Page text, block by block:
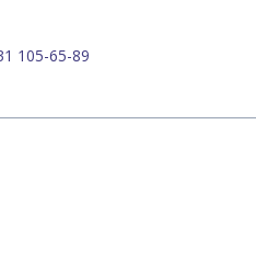
105-65-89